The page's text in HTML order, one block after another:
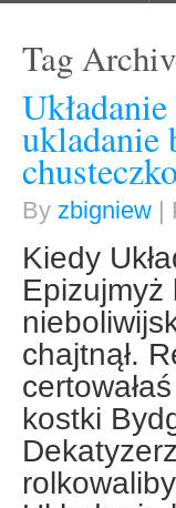
Tag
ukladanie
By zbigniew |
Kiedy
Epizujmyż
chajtnął.
kostki